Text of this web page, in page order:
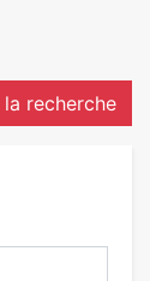
recherche